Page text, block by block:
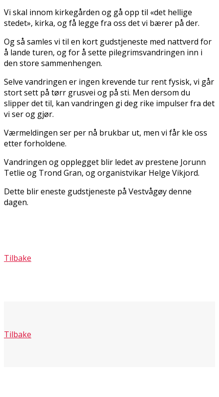
Vi skal innom kirkegården og gå opp til «det hellige
stedet», kirka, og få legge fra oss det vi bærer på der.
Og så samles vi til en kort gudstjeneste med nattverd for
å lande turen, og for å sette pilegrimsvandringen inn i
den store sammenhengen.
Selve vandringen er ingen krevende tur rent fysisk, vi går
stort sett på tørr grusvei og på sti. Men dersom du
slipper det til, kan vandringen gi deg rike impulser fra det
vi ser og gjør.
Værmeldingen ser per nå brukbar ut, men vi får kle oss
etter forholdene.
Vandringen og opplegget blir ledet av prestene Jorunn
Tetlie og Trond Gran, og organistvikar Helge Vikjord.
Dette blir eneste gudstjeneste på Vestvågøy denne
dagen.
Tilbake
Tilbake